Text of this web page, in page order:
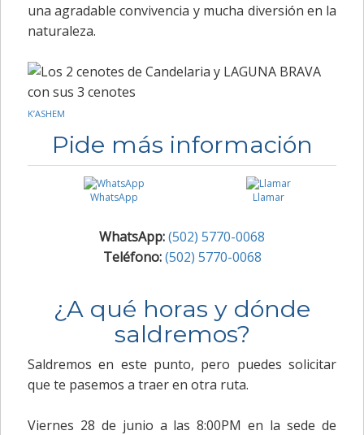
una agradable convivencia y mucha diversión en la
naturaleza.
K’ASHEM
Pide más información
WhatsApp Llamar
WhatsApp:(502) 5770-0068
Teléfono: (502) 5770-0068
¿A qué horas y dónde
saldremos?
Saldremos en este punto, pero puedes solicitar
que te pasemos a traer en otra ruta.
Viernes 28 de junio a las 8:00PM en la sede de